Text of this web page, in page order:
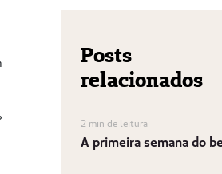
Posts
relacionados
2 min de leitura
A primeira semana do